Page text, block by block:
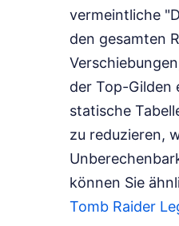
vermeintliche
den gesamten
der Top-Gilden
statische
zu reduzieren,
können Sie
Tomb Raider